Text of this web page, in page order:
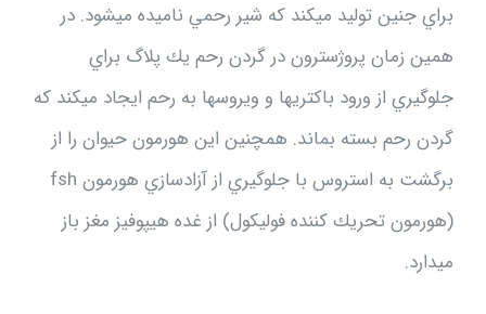
براي جنين توليد ميكند كه شير رحمي ناميده ميشود. در
همين زمان پروژسترون در گردن رحم يك پلاگ براي
جلوگيري از ورود باكتريها و ويروسها به رحم ايجاد ميكند كه
گردن رحم بسته بماند. همچنين اين هورمون حيوان را از
برگشت به استروس با جلوگيري از آزادسازي هورمون fsh
(هورمون تحريك كننده فوليكول) از غده هيپوفيز مغز باز
ميدارد.